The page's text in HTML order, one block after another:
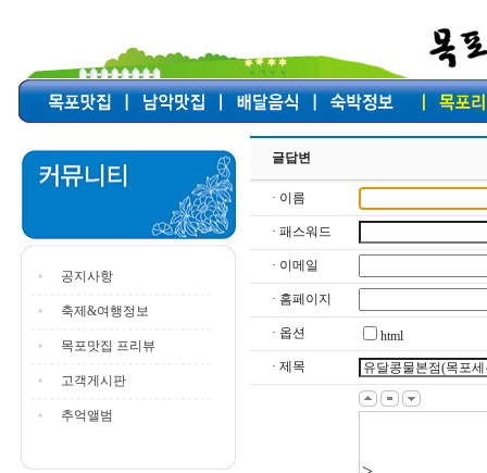
공지사항
축제&여행정보
목포맛집 프리뷰
고객게시판
추억앨범
글답변
· 이름
· 패스워드
· 이메일
· 홈페이지
· 옵션
html
· 제목